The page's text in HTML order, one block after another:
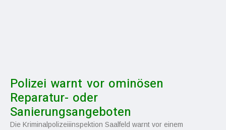
Polizei warnt vor ominösen
Reparatur- oder
Sanierungsangeboten
Die Kriminalpolizeiiinspektion Saalfeld warnt vor einem